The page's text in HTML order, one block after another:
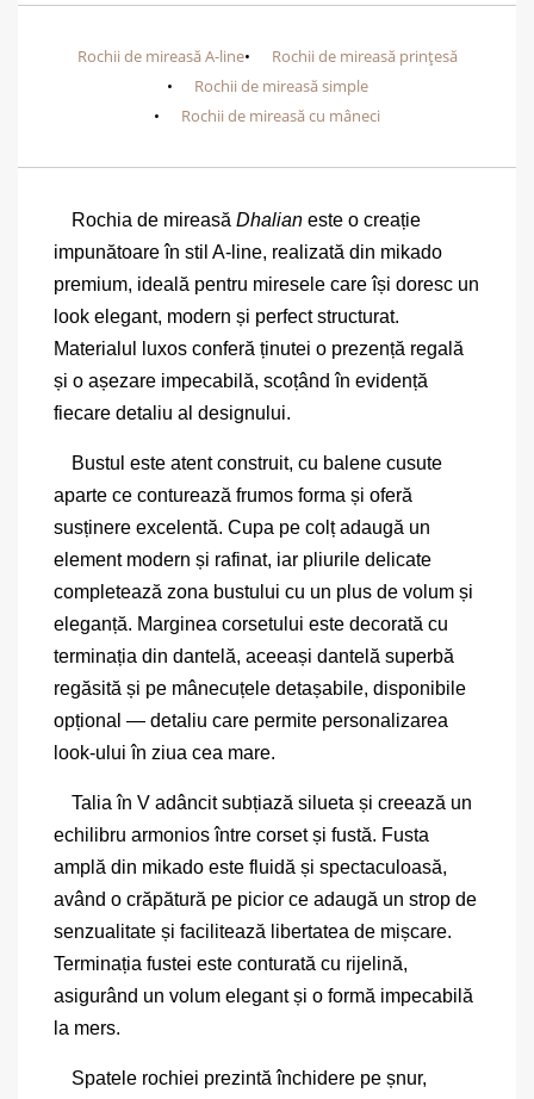
Rochii de mireasă A-line
Rochii de mireasă prințesă
Rochii de mireasă simple
Rochii de mireasă cu mâneci
Rochia de mireasă Dhalian este o creație
impunătoare în stil A-line, realizată din mikado
premium, ideală pentru miresele care își doresc un
look elegant, modern și perfect structurat.
Materialul luxos conferă ținutei o prezență regală
și o așezare impecabilă, scoțând în evidență
fiecare detaliu al designului.
Bustul este atent construit, cu balene cusute
aparte ce conturează frumos forma și oferă
susținere excelentă. Cupa pe colț adaugă un
element modern și rafinat, iar pliurile delicate
completează zona bustului cu un plus de volum și
eleganță. Marginea corsetului este decorată cu
terminația din dantelă, aceeași dantelă superbă
regăsită și pe mânecuțele detașabile, disponibile
opțional — detaliu care permite personalizarea
look-ului în ziua cea mare.
Talia în V adâncit subțiază silueta și creează un
echilibru armonios între corset și fustă. Fusta
amplă din mikado este fluidă și spectaculoasă,
având o crăpătură pe picior ce adaugă un strop de
senzualitate și facilitează libertatea de mișcare.
Terminația fustei este conturată cu rijelină,
asigurând un volum elegant și o formă impecabilă
la mers.
Spatele rochiei prezintă închidere pe șnur,